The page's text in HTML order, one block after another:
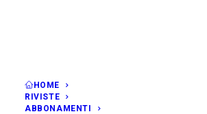
HOME
RIVISTE
ABBONAMENTI